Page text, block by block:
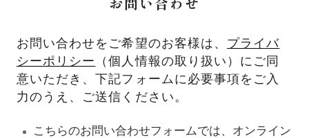
お問い合わせ
お問い合わせをご希望のお客様は、 プライバ
シーポリシー
（個人情報の取り扱い）にご同
意いただき、下記フォームに必要事項をご入
力のうえ、ご送信ください。
こちらのお問い合わせフォームでは、オンライン